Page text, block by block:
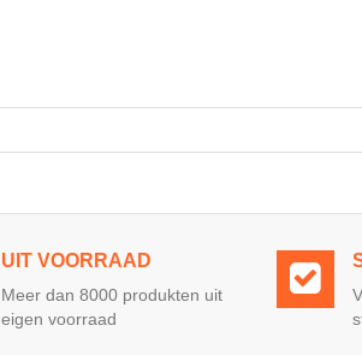
UIT VOORRAAD
Meer dan 8000 produkten uit
eigen voorraad